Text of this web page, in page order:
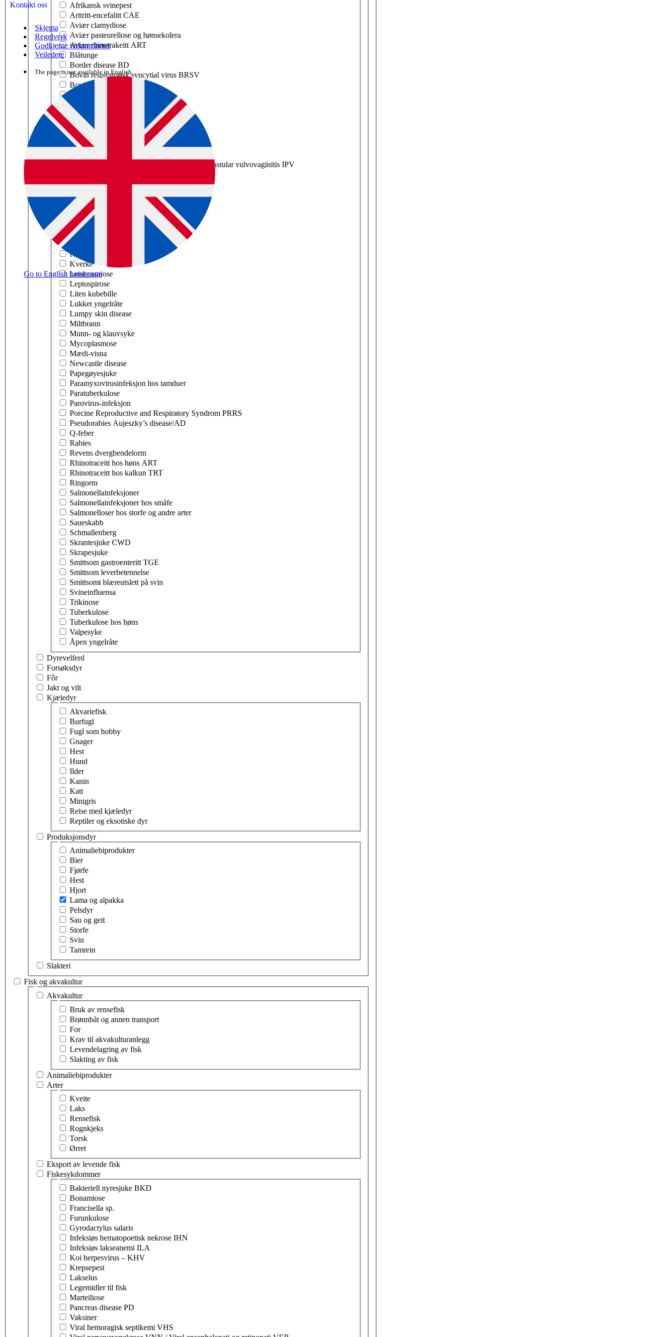
Kontakt oss
Skjema
Regelverk
Godkjente virksomheter
Veiledere
The page is not available in English.
Go to English homepage
Afrikansk svinepest
Arttritt-encefalitt CAE
Aviær clamydiose
Aviær pasteurellose og hønsekolera
Aviær rhinotrakeitt ART
Blåtunge
Border disease BD
Bovin respiratorisk syncytial virus BRSV
Bovin virusdiare BVD
Enzootisk bovin leukose EBL
Fotråte
Fugleinfluensa
Harepest tularemi
Herpesvirus EHV-1 hos hest
Infeksiøs bovin rhinotrakeitt IBR / infeksiøs pustular vulvovaginitis IPV
Infeksiøs laryngotrakeitt ILT
Katteinfluensa
Kennelhoste
Klassisk svinepest
Koronavirus hos hest
Kugalskap BSE
Kverke
Leishmaniose
Leptospirose
Liten kubebille
Lukket yngelråte
Lumpy skin disease
Miltbrann
Munn- og klauvsyke
Mycoplasmose
Mædi-visna
Newcastle disease
Papegøyesjuke
Paramyxovirusinfeksjon hos tamduer
Paratuberkulose
Parovirus-infeksjon
Porcine Reproductive and Respiratory Syndrom PRRS
Pseudorabies Aujeszky’s disease/AD
Q-feber
Rabies
Revens dvergbendelorm
Rhinotraceitt hos høns ART
Rhinotraceitt hos kalkun TRT
Ringorm
Salmonellainfeksjoner
Salmonellainfeksjoner hos småfe
Salmonelloser hos storfe og andre arter
Saueskabb
Schmallenberg
Skrantesjuke CWD
Skrapesjuke
Smittsom gastroenteritt TGE
Smittsom leverbetennelse
Smittsomt blæreutslett på svin
Svineinfluensa
Trikinose
Tuberkulose
Tuberkulose hos høns
Valpesyke
Åpen yngelråte
Dyrevelferd
Forsøksdyr
Fôr
Jakt og vilt
Kjæledyr
Velg tema innen kjæledyr
Akvariefisk
Burfugl
Fugl som hobby
Gnager
Hest
Hund
Ilder
Kanin
Katt
Minigris
Reise med kjæledyr
Reptiler og eksotiske dyr
Produksjonsdyr
Velg tema innen produksjonsdyr
Animaliebiprodukter
Bier
Fjørfe
Hest
Hjort
Lama og alpakka
Pelsdyr
Sau og geit
Storfe
Svin
Tamrein
Slakteri
Fisk og akvakultur
Velg tema innen fisk og akvakultur
Akvakultur
Velg tema innen akvakultur
Bruk av rensefisk
Brønnbåt og annen transport
For
Krav til akvakulturanlegg
Levendelagring av fisk
Slakting av fisk
Animaliebiprodukter
Arter
Velg tema innen arter
Kveite
Laks
Rensefisk
Rognkjeks
Torsk
Ørret
Eksport av levende fisk
Fiskesykdommer
Velg tema innen fiskesykdommer
Bakteriell nyresjuke BKD
Bonamiose
Francisella sp.
Furunkulose
Gyrodactylus salaris
Infeksiøs hematopoetisk nekrose IHN
Infeksiøs lakseanemi ILA
Koi herpesvirus – KHV
Krepsepest
Lakselus
Legemidler til fisk
Marteiliose
Pancreas disease PD
Vaksiner
Viral hemoragisk septikemi VHS